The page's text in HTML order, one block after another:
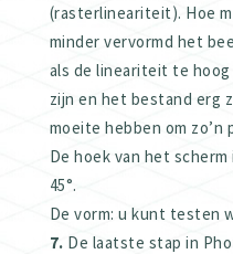
(rasterlineariteit). Hoe
minder vervormd het
als de lineariteit te
zijn en het bestand erg
moeite hebben om
De hoek van het
45°.
De vorm: u kunt testen
7. De laatste stap in